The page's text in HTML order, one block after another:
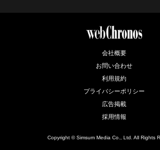
会社概要
お問い合わせ
利用規約
プライバシーポリシー
広告掲載
採用情報
Copyright © Simsum Media Co., Ltd. All Rights